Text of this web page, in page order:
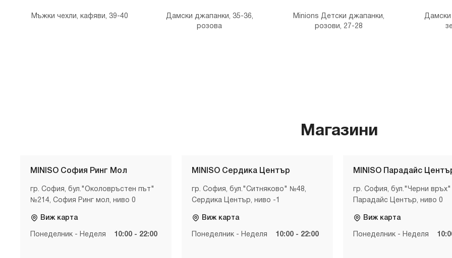
Мъжки чехли, кафяви, 39-40
Дамски джапанки, 35-36,
розова
Minions Детски джапанки,
розови, 27-28
Дамски
Магазини
MINISO София Ринг Мол
гр. София, бул."Околовръстен път"
№214, София Ринг мол, ниво 0
Виж карта
Понеделник - Неделя 10:00 - 22:00
MINISO Сердика Център
гр. София, бул."Ситняково" №48,
Сердика Център, ниво -1
Виж карта
Понеделник - Неделя 10:00 - 22:00
MINISO Парадайс
гр. София, бул."Черни
Парадайс Център, ниво 0
Виж карта
Понеделник - Неделя